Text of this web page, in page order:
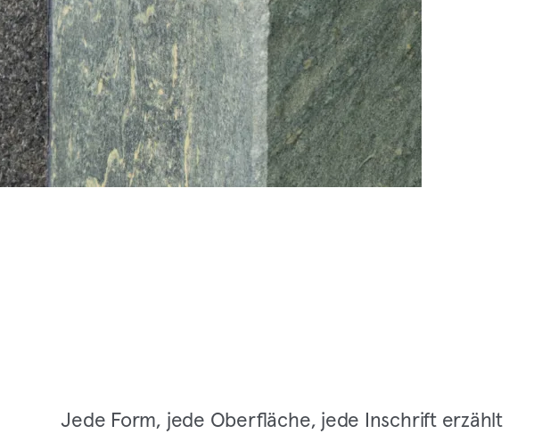
Jede Form, jede Oberfläche, jede Inschrift erzählt